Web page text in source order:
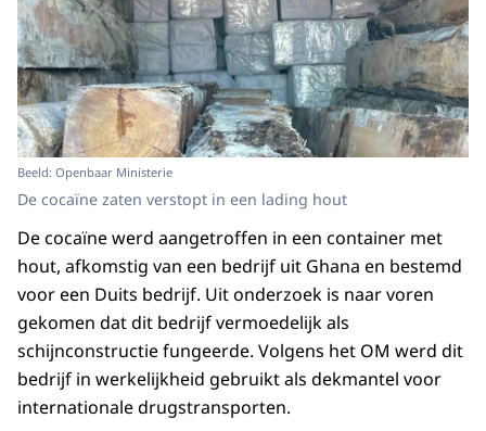
Beeld: Openbaar Ministerie
De cocaïne zaten verstopt in een lading hout
De cocaïne werd aangetroffen in een container met
hout, afkomstig van een bedrijf uit Ghana en bestemd
voor een Duits bedrijf. Uit onderzoek is naar voren
gekomen dat dit bedrijf vermoedelijk als
schijnconstructie fungeerde. Volgens het OM werd dit
bedrijf in werkelijkheid gebruikt als dekmantel voor
internationale drugstransporten.